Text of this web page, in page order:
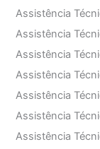
Assistência
Assistência
Assistência
Assistência
Assistência
Assistência
Assistência